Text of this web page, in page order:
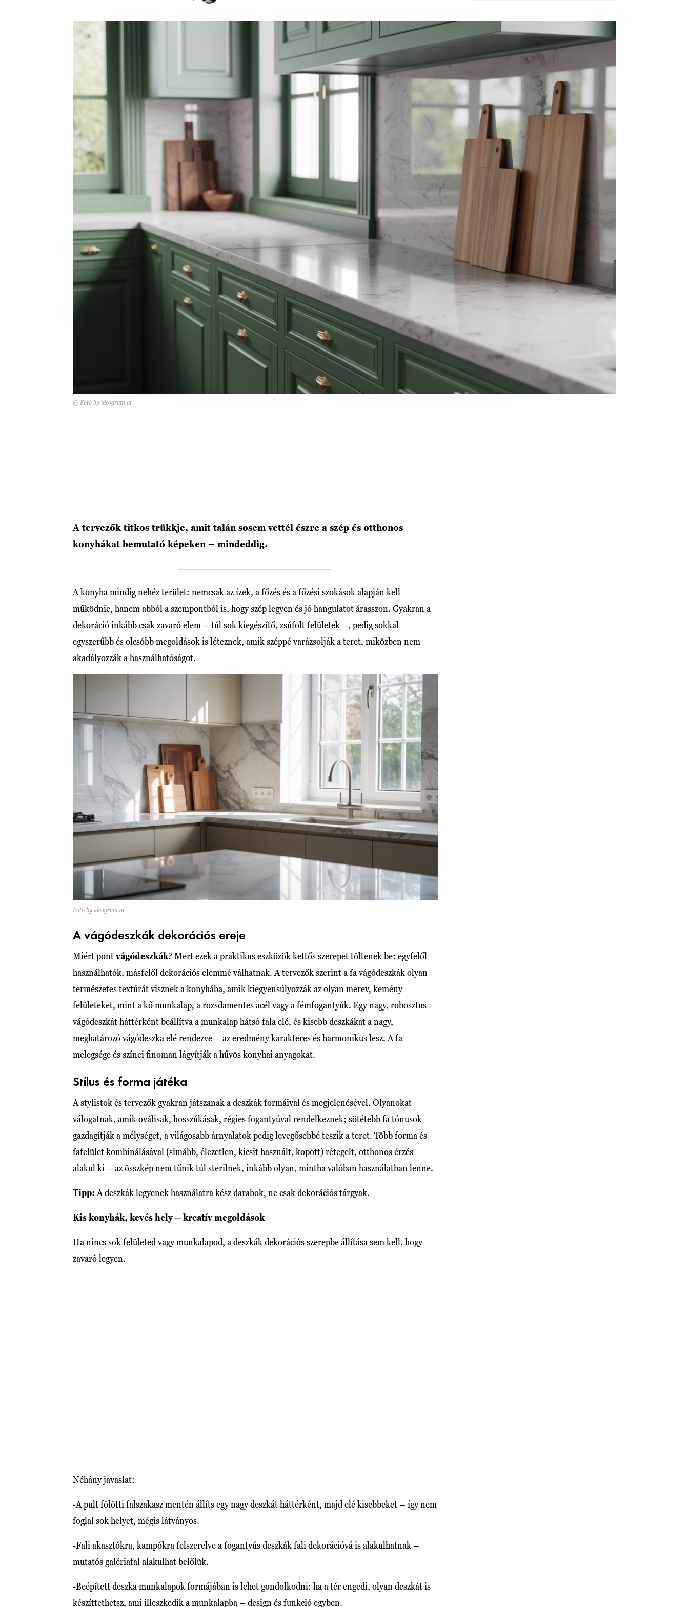
© Fotó by ideogram.ai
A tervezők titkos trükkje, amit talán sosem vettél észre a szép és otthonos
konyhákat bemutató képeken – mindeddig.
Akonyha mindig nehéz terület: nemcsak az ízek, a főzés és a főzési szokások alapján kell
működnie, hanem abból a szempontból is, hogy szép legyen és jó hangulatot árasszon. Gyakran a
dekoráció inkább csak zavaró elem – túl sok kiegészítő, zsúfolt felületek –, pedig sokkal
egyszerűbb és olcsóbb megoldások is léteznek, amik széppé varázsolják a teret, miközben nem
akadályozzák a használhatóságot.
Fotó by ideogram.ai
A vágódeszkák dekorációs ereje
Miért pontvágódeszkák? Mert ezek a praktikus eszközök kettős szerepet töltenek be: egyfelől
használhatók, másfelől dekorációs elemmé válhatnak. A tervezők szerint a fa vágódeszkák olyan
természetes textúrát visznek a konyhába, amik kiegyensúlyozzák az olyan merev, kemény
felületeket, mint akő munkalap, a rozsdamentes acél vagy a fémfogantyúk. Egy nagy, robosztus
vágódeszkát háttérként beállítva a munkalap hátsó fala elé, és kisebb deszkákat a nagy,
meghatározó vágódeszka elé rendezve – az eredmény karakteres és harmonikus lesz. A fa
melegsége és színei finoman lágyítják a hűvös konyhai anyagokat.
Stílus és forma játéka
A stylistok és tervezők gyakran játszanak a deszkák formáival és megjelenésével. Olyanokat
válogatnak, amik oválisak, hosszúkásak, régies fogantyúval rendelkeznek; sötétebb fa tónusok
gazdagítják a mélységet, a világosabb árnyalatok pedig levegősebbé teszik a teret. Több forma és
fafelület kombinálásával (simább, élezetlen, kicsit használt, kopott) rétegelt, otthonos érzés
alakul ki – az összkép nem tűnik túl sterilnek, inkább olyan, mintha valóban használatban lenne.
Tipp:A deszkák legyenek használatra kész darabok, ne csak dekorációs tárgyak.
Kis konyhák, kevés hely – kreatív megoldások
Ha nincs sok felületed vagy munkalapod, a deszkák dekorációs szerepbe állítása sem kell, hogy
zavaró legyen.
Néhány javaslat:
-A pult fölötti falszakasz mentén állíts egy nagy deszkát háttérként, majd elé kisebbeket – így nem
foglal sok helyet, mégis látványos.
-Fali akasztókra, kampókra felszerelve a fogantyús deszkák fali dekorációvá is alakulhatnak –
mutatós galériafal alakulhat belőlük.
-Beépített deszka munkalapok formájában is lehet gondolkodni: ha a tér engedi, olyan deszkát is
készíttethetsz, ami illeszkedik a munkalapba – design és funkció egyben.